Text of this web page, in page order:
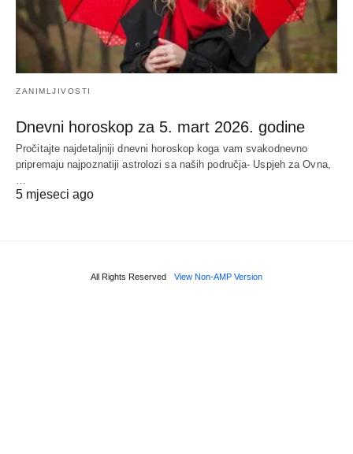
ZANIMLJIVOSTI
Dnevni horoskop za 5. mart 2026. godine
Pročitajte najdetaljniji dnevni horoskop koga vam svakodnevno
pripremaju najpoznatiji astrolozi sa naših područja- Uspjeh za Ovna,
5 mjeseci ago
All Rights Reserved View Non-AMP Version